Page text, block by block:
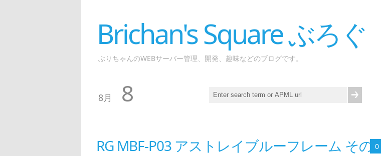
Brichan's Square ぶろぐ
ぶりちゃんのWEBサーバー管理、開発、趣味などのブログです。
8月 8
RG MBF-P03 アストレイブルーフレーム その4
0